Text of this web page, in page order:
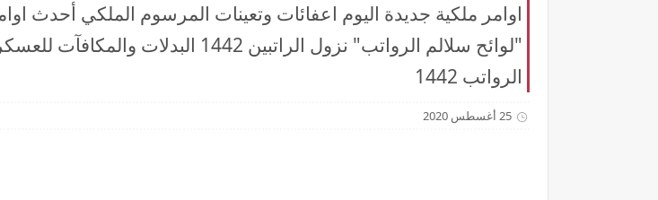
اوامر ملكية جديدة اليوم اعفائات وتعينات المرسوم الملكي أحدث
"لوائح سلالم الرواتب" نزول
الرواتب 1442
25 أغسطس 2020